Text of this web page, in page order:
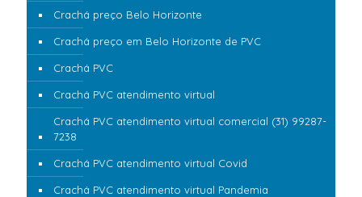
Crachá preço Belo Horizonte
Crachá preço em Belo Horizonte de PVC
Crachá PVC
Crachá PVC atendimento virtual
Crachá PVC atendimento virtual comercial (31) 99287-
7238
Crachá PVC atendimento virtual Covid
Crachá PVC atendimento virtual Pandemia